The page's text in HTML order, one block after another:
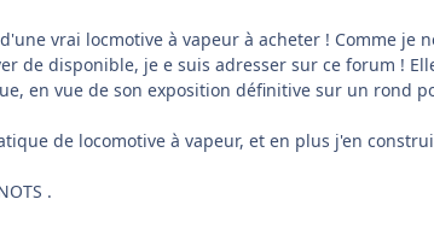
vrai locmotive à vapeur à acheter ! Comme je
de disponible, je e suis adresser sur ce forum !
en vue de son exposition définitive sur un rond
de locomotive à vapeur, et en plus j'en
.